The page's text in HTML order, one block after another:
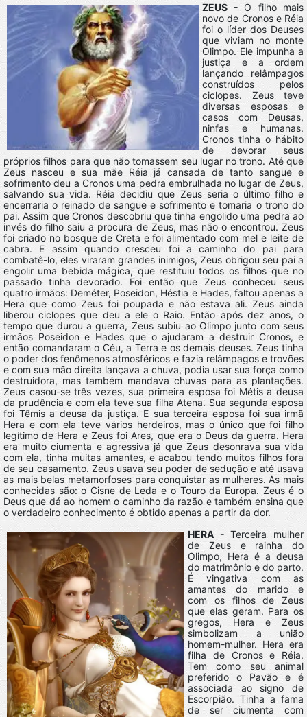
ZEUS - O filho mais
novo de Cronos e Réia
foi o líder dos Deuses
que viviam no monte
Olimpo. Ele impunha a
justiça e a ordem
lançando relâmpagos
construídos pelos
ciclopes. Zeus teve
diversas esposas e
casos com Deusas,
ninfas e humanas.
Cronos tinha o hábito
de devorar seus
próprios filhos para que não tomassem seu lugar no trono. Até que
Zeus nasceu e sua mãe Réia já cansada de tanto sangue e
sofrimento deu a Cronos uma pedra embrulhada no lugar de Zeus,
salvando sua vida. Réia decidiu que Zeus seria o último filho e
encerraria o reinado de sangue e sofrimento e tomaria o trono do
pai. Assim que Cronos descobriu que tinha engolido uma pedra ao
invés do filho saiu a procura de Zeus, mas não o encontrou. Zeus
foi criado no bosque de Creta e foi alimentado com mel e leite de
cabra. E assim quando cresceu foi a caminho do pai para
combatê-lo, eles viraram grandes inimigos, Zeus obrigou seu pai a
engolir uma bebida mágica, que restituiu todos os filhos que no
passado tinha devorado. Foi então que Zeus conheceu seus
quatro irmãos: Deméter, Poseidon, Héstia e Hades, faltou apenas a
Hera que como Zeus foi poupada e não estava ali. Zeus ainda
liberou ciclopes que deu a ele o Raio. Então após dez anos, o
tempo que durou a guerra, Zeus subiu ao Olimpo junto com seus
irmãos Poseidon e Hades que o ajudaram a destruir Cronos, e
então comandaram o Céu, a Terra e os demais deuses. Zeus tinha
o poder dos fenômenos atmosféricos e fazia relâmpagos e trovões
e com sua mão direita lançava a chuva, podia usar sua força como
destruidora, mas também mandava chuvas para as plantações.
Zeus casou-se três vezes, sua primeira esposa foi Métis a deusa
da prudência e com ela teve sua filha Atena. Sua segunda esposa
foi Têmis a deusa da justiça. E sua terceira esposa foi sua irmã
Hera e com ela teve vários herdeiros, mas o único que foi filho
legítimo de Hera e Zeus foi Ares, que era o Deus da guerra. Hera
era muito ciumenta e agressiva já que Zeus desonrava sua vida
com ela, tinha muitas amantes, e acabou tendo muitos filhos fora
de seu casamento. Zeus usava seu poder de sedução e até usava
as mais belas metamorfoses para conquistar as mulheres. As mais
conhecidas são: o Cisne de Leda e o Touro da Europa. Zeus é o
Deus que dá ao homem o caminho da razão e também ensina que
o verdadeiro conhecimento é obtido apenas a partir da dor.
HERA -Terceira mulher
de Zeus e rainha do
Olimpo, Hera é a deusa
do matrimônio e do parto.
É vingativa com as
amantes do marido e
com os filhos de Zeus
que elas geram. Para os
gregos, Hera e Zeus
simbolizam a união
homem-mulher. Hera era
filha de Cronos e Réia.
Tem como seu animal
preferido o Pavão e é
associada ao signo de
Escorpião. Tinha a fama
de ser ciumenta com